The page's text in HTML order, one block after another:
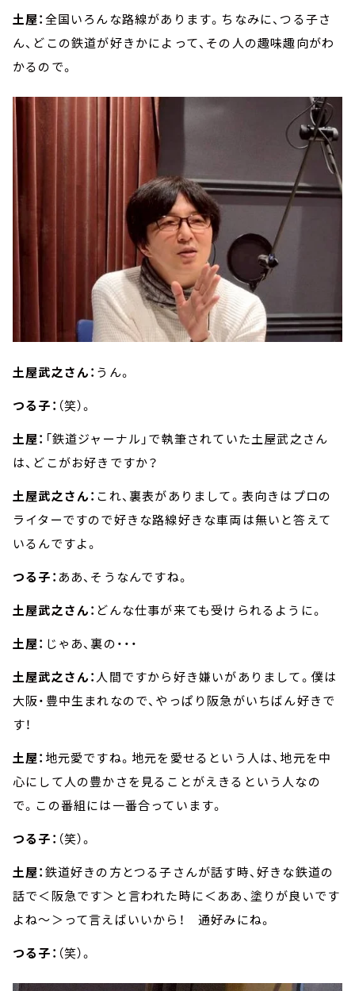
土屋：全国いろんな路線があります。ちなみに、つる子さ
ん、どこの鉄道が好きかによって、その人の趣味趣向がわ
かるので。
土屋武之さん： うん。
つる子： （笑）。
土屋： 「鉄道ジャーナル」で執筆されていた土屋武之さん
は、どこがお好きですか？
土屋武之さん： これ、裏表がありまして。表向きはプロの
ライターですので好きな路線好きな車両は無いと答えて
いるんですよ。
つる子： ああ、そうなんですね。
土屋武之さん： どんな仕事が来ても受けられるように。
土屋： じゃあ、裏の・・・
土屋武之さん： 人間ですから好き嫌いがありまして。僕は
大阪・豊中生まれなので、やっぱり阪急がいちばん好きで
す！
土屋： 地元愛ですね。地元を愛せるという人は、地元を中
心にして人の豊かさを見ることがえきるという人なの
で。この番組には一番合っています。
つる子： （笑）。
土屋：鉄道好きの方とつる子さんが話す時、好きな鉄道の
話で＜阪急です＞と言われた時に＜ああ、塗りが良いです
よね～＞って言えばいいから！ 通好みにね。
つる子： （笑）。